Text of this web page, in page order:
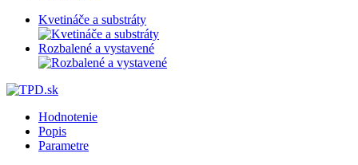
Kvetináče a substráty
Rozbalené a vystavené
Hodnotenie
Popis
Parametre